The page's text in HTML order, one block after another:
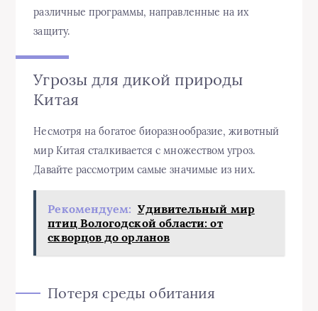
различные программы, направленные на их
защиту.
Угрозы для дикой природы
Китая
Несмотря на богатое биоразнообразие, животный
мир Китая сталкивается с множеством угроз.
Давайте рассмотрим самые значимые из них.
Рекомендуем: Удивительный мир
птиц Вологодской области: от
скворцов до орланов
Потеря среды обитания